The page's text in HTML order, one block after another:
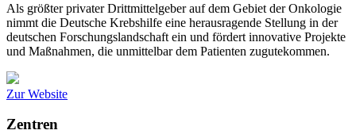
Als größter privater Drittmittelgeber auf dem Gebiet der Onkologie
nimmt die Deutsche Krebshilfe eine herausragende Stellung in der
deutschen Forschungslandschaft ein und fördert innovative Projekte
und Maßnahmen, die unmittelbar dem Patienten zugutekommen.
Zur Website
Zentren